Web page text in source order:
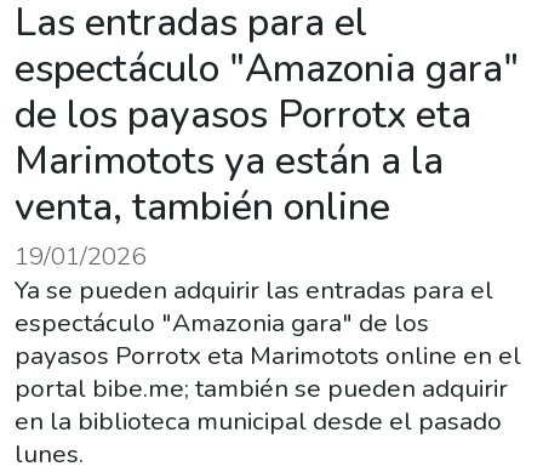
Las entradas para el
espectáculo "Amazonia gara"
de los payasos Porrotx eta
Marimotots ya están a la
venta, también online
19/01/2026
Ya se pueden adquirir las entradas para el
espectáculo "Amazonia gara" de los
payasos Porrotx eta Marimotots online en el
portal bibe.me; también se pueden adquirir
en la biblioteca municipal desde el pasado
lunes.